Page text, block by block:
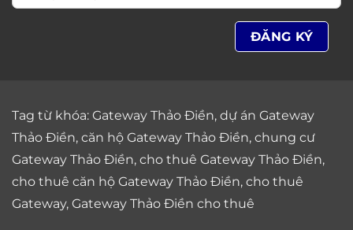
Tag từ khóa: Gateway Thảo Điền, dự án Gateway
Thảo Điền, căn hộ Gateway Thảo Điền, chung cư
Gateway Thảo Điền, cho thuê Gateway Thảo Điền,
cho thuê căn hộ Gateway Thảo Điền, cho thuê
Gateway, Gateway Thảo Điền cho thuê